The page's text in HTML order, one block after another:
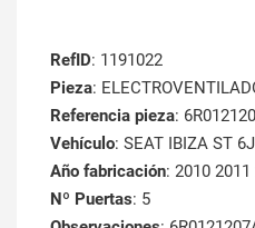
RefID: 1191022
Pieza:
Referencia pieza:
Vehículo: SEAT IBIZA ST
Año fabricación: 2010
Nº Puertas: 5